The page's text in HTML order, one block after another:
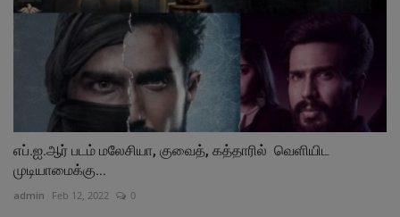
எப்.ஐ.ஆர் படம் மலேசியா, குவைத், கத்தாரில் வெளியிட
முடியாமைக்கு...
admin Feb 12, 2022 0